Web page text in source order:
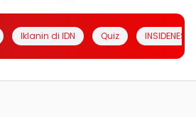
Iklanin di IDN Quiz INSIDENESIA